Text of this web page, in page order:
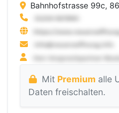
Bahnhofstrasse 99c,
Mit Premium alle
Daten freischalten.